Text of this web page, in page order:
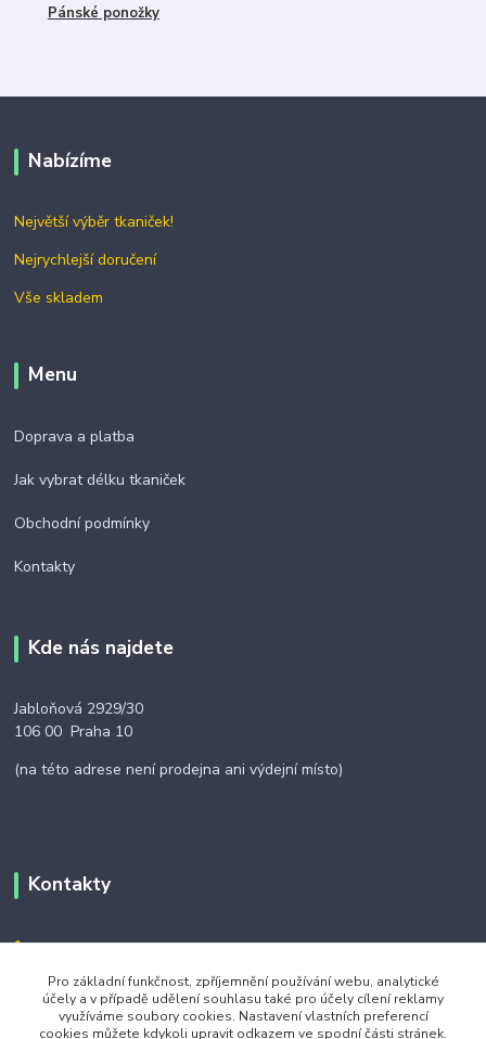
Pánské ponožky
Nabízíme
Největší výběr tkaniček!
Nejrychlejší doručení
Vše skladem
Menu
Doprava a platba
Jak vybrat délku tkaniček
Obchodní podmínky
Kontakty
Kde nás najdete
Jabloňová 2929/30
106 00 Praha 10
(na této adrese není prodejna ani výdejní místo)
Kontakty
+420 703 024 309
objednavky@zavazuj.cz
Pro základní funkčnost, zpříjemnění používání webu, analytické
účely a v případě udělení souhlasu také pro účely cílení reklamy
využíváme soubory cookies. Nastavení vlastních preferencí
cookies můžete kdykoli upravit odkazem ve spodní části stránek.